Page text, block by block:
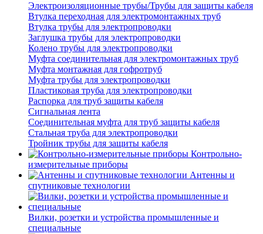
Электроизоляционные трубы/Трубы для защиты кабеля
Втулка переходная для электромонтажных труб
Втулка трубы для электропроводки
Заглушка трубы для электропроводки
Колено трубы для электропроводки
Муфта соединительная для электромонтажных труб
Муфта монтажная для гофротруб
Муфта трубы для электропроводки
Пластиковая труба для электропроводки
Распорка для труб защиты кабеля
Сигнальная лента
Соединительная муфта для труб защиты кабеля
Стальная труба для электропроводки
Тройник трубы для защиты кабеля
Контрольно-
измерительные приборы
Антенны и
спутниковые технологии
Вилки, розетки и устройства промышленные и
специальные